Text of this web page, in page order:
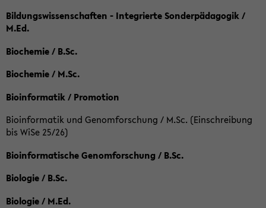
Bildungswissenschaften - Integrierte Sonderpädagogik /
M.Ed.
Biochemie / B.Sc.
Biochemie / M.Sc.
Bioinformatik / Promotion
Bioinformatik und Genomforschung / M.Sc. (Einschreibung
bis WiSe 25/26)
Bioinformatische Genomforschung / B.Sc.
Biologie / B.Sc.
Biologie / M.Ed.